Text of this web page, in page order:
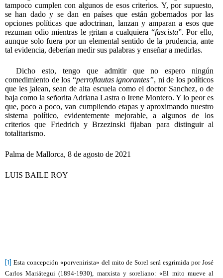
tampoco cumplen con algunos de esos criterios. Y, por supuesto,
se han dado y se dan en países que están gobernados por las
opciones políticas que adoctrinan, lanzan y amparan a esos que
rezuman odio mientras le gritan a cualquiera “fascista”. Por ello,
aunque solo fuera por un elemental sentido de la prudencia, ante
tal evidencia, deberían medir sus palabras y enseñar a medirlas.
Dicho esto, tengo que admitir que no espero ningún
comedimiento de los “perroflautas ignorantes”, ni de los políticos
que les jalean, sean de alta escuela como el doctor Sanchez, o de
baja como la señorita Adriana Lastra o Irene Montero. Y lo peor es
que, poco a poco, van cumpliendo etapas y aproximando nuestro
sistema político, evidentemente mejorable, a algunos de los
criterios que Friedrich y Brzezinski fijaban para distinguir al
totalitarismo.
Palma de Mallorca, 8 de agosto de 2021
LUIS BAILE ROY
[1] Esta concepción «porvenirista» del mito de Sorel será esgrimida por José
Carlos Mariátegui (1894-1930), marxista y soreliano: «El mito mueve al